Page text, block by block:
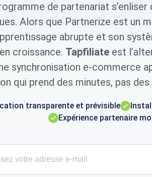
de partenariat
Alors que Partnerize est un
abrupte et son
croissance. Tapfiliate est
synchronisation e-commerce
qui prend des minutes, pas
transparente et prévisible
Expérience partenaire